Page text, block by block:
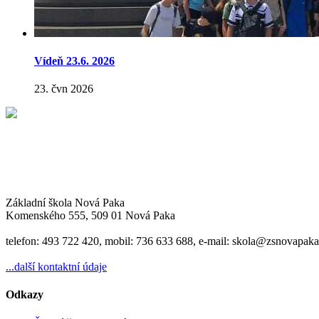
Vídeň 23.6. 2026
23. čvn 2026
Základní škola Nová Paka
Komenského 555, 509 01 Nová Paka
telefon: 493 722 420, mobil: 736 633 688, e-mail:
...další kontaktní údaje
Odkazy